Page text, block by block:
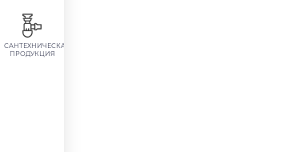
САНТЕХНИЧЕСКАЯ
ПРОДУКЦИЯ